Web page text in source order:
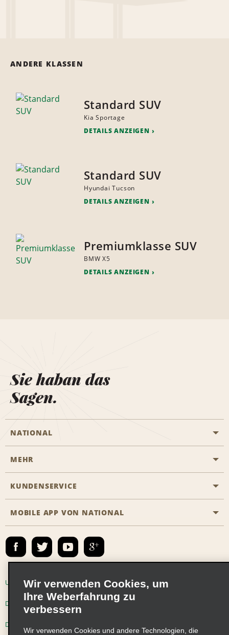
ANDERE KLASSEN
Standard SUV
Kia Sportage
DETAILS ANZEIGEN
Standard SUV
Hyundai Tucson
DETAILS ANZEIGEN
Premiumklasse SUV
BMW X5
DETAILS ANZEIGEN
Sie haban das
Sagen.
NATIONAL
Eine Reservierung vornehmen
Das Business Rental Programm
Emerald Club Anmelden
MEHR
Karriere
KUNDENSERVICE
Barrierefreiheit
Kontakt
E-Mail anmelden
MOBILE APP VON NATIONAL
Unternehmensinformationen Nutzungsbedingungen
Datenschutzrichtlinie Cookie-Richtlinie
Datenschutzoptionen
Wir verwenden Cookies, um
Ihre Weberfahrung zu
verbessern
Wir verwenden Cookies und andere Technologien, die